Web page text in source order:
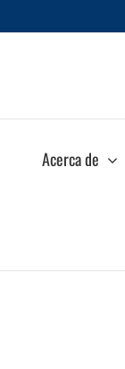
al
Acerca de